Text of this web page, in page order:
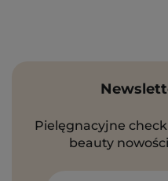
Pielęgnacyjne
beauty